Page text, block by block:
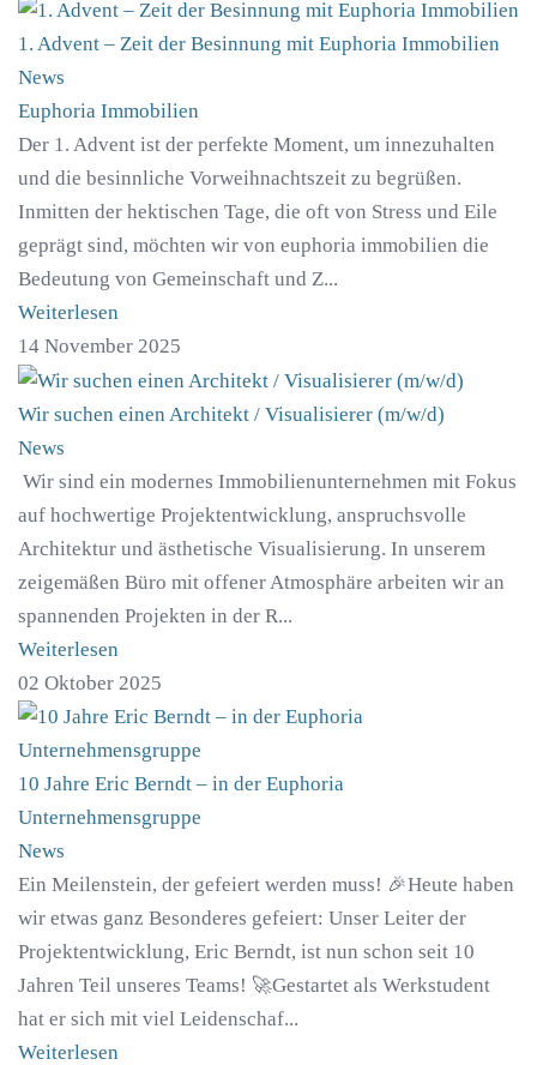
1. Advent – Zeit der Besinnung mit Euphoria Immobilien
News
Euphoria Immobilien
Der 1. Advent ist der perfekte Moment, um innezuhalten
und die besinnliche Vorweihnachtszeit zu begrüßen.
Inmitten der hektischen Tage, die oft von Stress und Eile
geprägt sind, möchten wir von euphoria immobilien die
Bedeutung von Gemeinschaft und Z...
Weiterlesen
14 November 2025
Wir suchen einen Architekt / Visualisierer (m/w/d)
News
Wir sind ein modernes Immobilienunternehmen mit Fokus
auf hochwertige Projektentwicklung, anspruchsvolle
Architektur und ästhetische Visualisierung. In unserem
zeigemäßen Büro mit offener Atmosphäre arbeiten wir an
spannenden Projekten in der R...
Weiterlesen
02 Oktober 2025
10 Jahre Eric Berndt – in der Euphoria
Unternehmensgruppe
News
Ein Meilenstein, der gefeiert werden muss! 🎉Heute haben
wir etwas ganz Besonderes gefeiert: Unser Leiter der
Projektentwicklung, Eric Berndt, ist nun schon seit 10
Jahren Teil unseres Teams! 🚀Gestartet als Werkstudent
hat er sich mit viel Leidenschaf...
Weiterlesen